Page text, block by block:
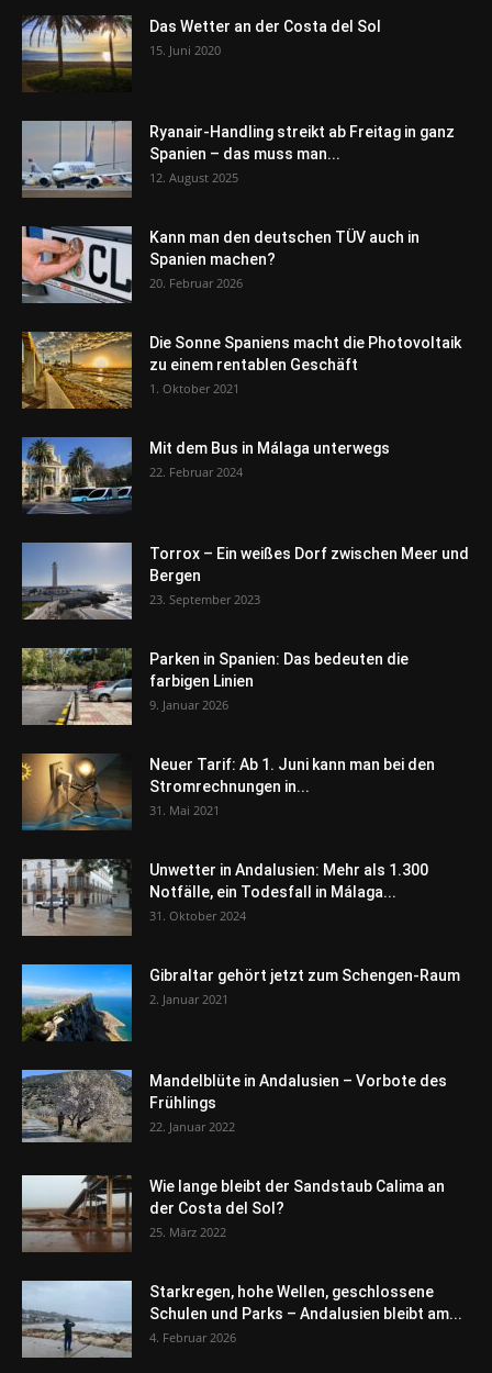
Das Wetter an der Costa del Sol
15. Juni 2020
Ryanair-Handling streikt ab Freitag in ganz
Spanien – das muss man...
12. August 2025
Kann man den deutschen TÜV auch in
Spanien machen?
20. Februar 2026
Die Sonne Spaniens macht die Photovoltaik
zu einem rentablen Geschäft
1. Oktober 2021
Mit dem Bus in Málaga unterwegs
22. Februar 2024
Torrox – Ein weißes Dorf zwischen Meer und
Bergen
23. September 2023
Parken in Spanien: Das bedeuten die
farbigen Linien
9. Januar 2026
Neuer Tarif: Ab 1. Juni kann man bei den
Stromrechnungen in...
31. Mai 2021
Unwetter in Andalusien: Mehr als 1.300
Notfälle, ein Todesfall in Málaga...
31. Oktober 2024
Gibraltar gehört jetzt zum Schengen-Raum
2. Januar 2021
Mandelblüte in Andalusien – Vorbote des
Frühlings
22. Januar 2022
Wie lange bleibt der Sandstaub Calima an
der Costa del Sol?
25. März 2022
Starkregen, hohe Wellen, geschlossene
Schulen und Parks – Andalusien bleibt am...
4. Februar 2026